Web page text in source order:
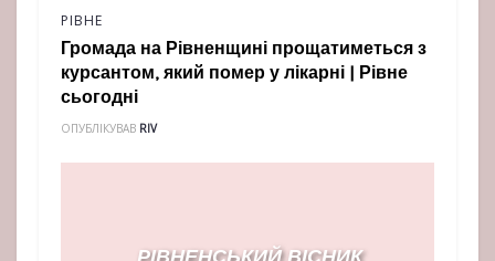
РІВНЕ
Громада на Рівненщині прощатиметься з
курсантом, який помер у лікарні | Рівне
сьогодні
ОПУБЛІКУВАВ RIV